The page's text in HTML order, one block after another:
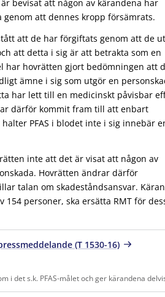
bevisat att någon av kärandena har
genom att dennes kropp försämrats.
att de har förgiftats genom att de
att detta i sig är att betrakta som en
har hovrätten gjort bedömningen att
ämne i sig som utgör en
har lett till en medicinskt påvisbar
därför kommit fram till att enbart
PFAS i blodet inte i sig innebär
inte att det är visat att någon av
Hovrätten ändrar därför
talan om skadeståndsansvar.
154 personer, ska ersätta RMT för
(T 1530-16)
i det s.k. PFAS-målet och ger kärandena
04, Tingsrätten meddelar dom i det s.k. PFAS-